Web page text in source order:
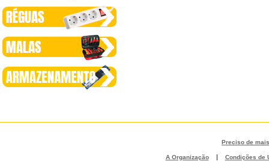
Preciso de
A Organização | Condições de